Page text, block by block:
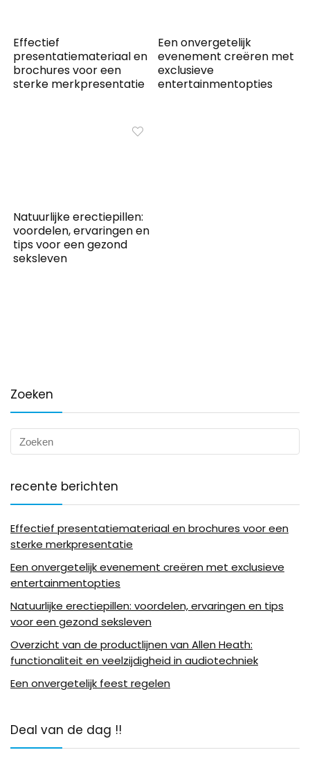
Effectief
presentatiemateriaal en
brochures voor een
sterke merkpresentatie
Een onvergetelijk
evenement creëren met
exclusieve
entertainmentopties
Natuurlijke erectiepillen:
voordelen, ervaringen en
tips voor een gezond
seksleven
Zoeken
recente berichten
Effectief presentatiemateriaal en brochures voor een
sterke merkpresentatie
Een onvergetelijk evenement creëren met exclusieve
entertainmentopties
Natuurlijke erectiepillen: voordelen, ervaringen en tips
voor een gezond seksleven
Overzicht van de productlijnen van Allen Heath:
functionaliteit en veelzijdigheid in audiotechniek
Een onvergetelijk feest regelen
Deal van de dag !!